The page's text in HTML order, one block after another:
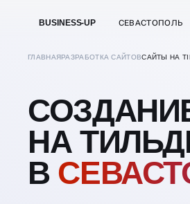
BUSINESS-UP СЕВАСТОПОЛЬ
ГЛАВНАЯРАЗРАБОТКА САЙТОВСАЙТЫ НА
НА
В